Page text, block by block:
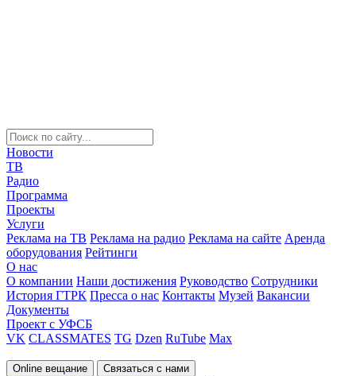
Новости
ТВ
Радио
Программа
Проекты
Услуги
Реклама на ТВ Реклама на радио Реклама на сайте Аренда
оборудования Рейтинги
О нас
О компании Наши достижения Руководство Сотрудники
История ГТРК Пресса о нас Контакты Музей Вакансии
Документы
Проект с УФСБ
VK CLASSMATES TG Dzen RuTube Max
Online вещание Связаться с нами